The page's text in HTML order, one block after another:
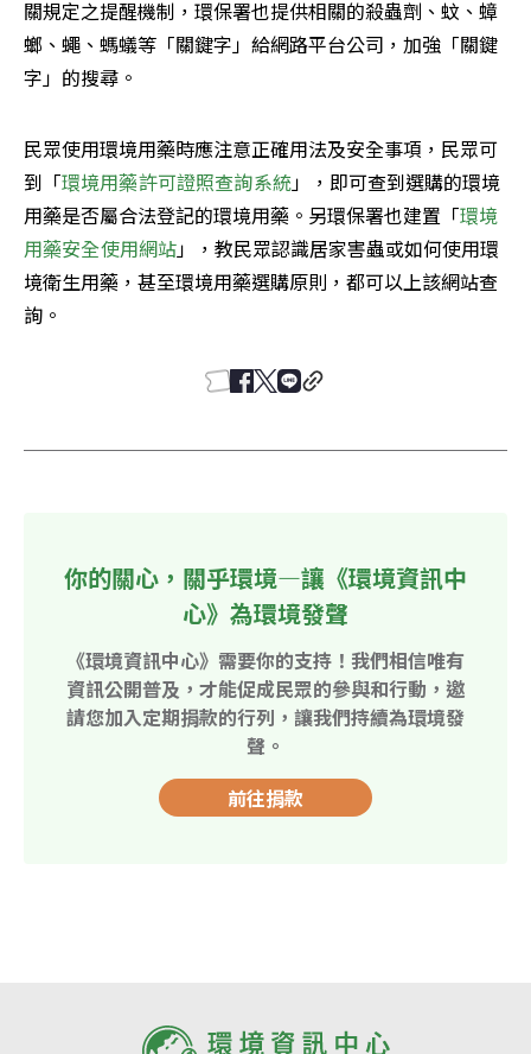
關規定之提醒機制，環保署也提供相關的殺蟲劑、蚊、蟑
螂、蠅、螞蟻等「關鍵字」給網路平台公司，加強「關鍵
字」的搜尋。
民眾使用環境用藥時應注意正確用法及安全事項，民眾可
到「環境用藥許可證照查詢系統」，即可查到選購的環境
用藥是否屬合法登記的環境用藥。另環保署也建置「環境
用藥安全使用網站」，教民眾認識居家害蟲或如何使用環
境衛生用藥，甚至環境用藥選購原則，都可以上該網站查
詢。
你的關心，關乎環境—讓《環境資訊中
心》為環境發聲
《環境資訊中心》需要你的支持！我們相信唯有
資訊公開普及，才能促成民眾的參與和行動，邀
請您加入定期捐款的行列，讓我們持續為環境發
聲。
前往捐款